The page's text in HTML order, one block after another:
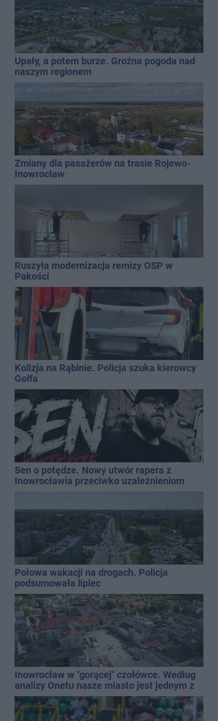
Upały, a potem burze. Groźna pogoda nad
naszym regionem
Zmiany dla pasażerów na trasie Rojewo-
Inowrocław
Ruszyła modernizacja remizy OSP w
Pakości
Kolizja na Rąbinie. Policja szuka kierowcy
Golfa
Sen o potędze. Nowy utwór rapera z
Inowrocławia przeciwko uzależnieniom
Połowa wakacji na drogach. Policja
podsumowała lipiec
Inowrocław w "gorącej" czołówce. Według
analizy Onetu nasze miasto jest jednym z
najbardziej narażonych na upały